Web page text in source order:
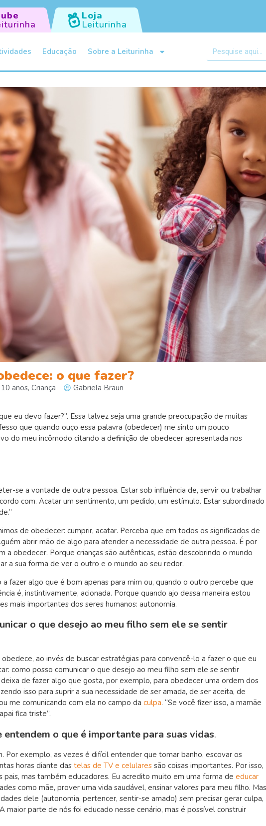
Loja
Leiturinha
Educação Sobre a Leiturinha
o que fazer?
anos, Criança Gabriela Braun
eu devo fazer?”. Essa talvez seja uma grande preocupação de muitas
que quando ouço essa palavra (obedecer) me sinto um pouco
do meu incômodo citando a definição de obedecer apresentada nos
se a vontade de outra pessoa. Estar sob influência de, servir ou trabalhar
com. Acatar um sentimento, um pedido, um estímulo. Estar subordinado
de obedecer: cumprir, acatar. Perceba que em todos os significados de
abrir mão de algo para atender a necessidade de outra pessoa. É por
a obedecer. Porque crianças são autênticas, estão descobrindo o mundo
a sua forma de ver o outro e o mundo ao seu redor.
fazer algo que é bom apenas para mim ou, quando o outro percebe que
é, instintivamente, acionada. Porque quando ajo dessa maneira estou
mais importantes dos seres humanos: autonomia.
o que desejo ao meu filho sem ele se sentir
ao invés de buscar estratégias para convencê-lo a fazer o que eu
como posso comunicar o que desejo ao meu filho sem ele se sentir
deixa de fazer algo que gosta, por exemplo, para obedecer uma ordem dos
isso para suprir a sua necessidade de ser amada, de ser aceita, de
me comunicando com ela no campo da culpa. “Se você fizer isso, a mamãe
fica triste”.
entendem o que é importante para suas vidas.
Por exemplo, as vezes é difícil entender que tomar banho, escovar os
horas diante das telas de TV e celulares são coisas importantes. Por isso,
pais, mas também educadores. Eu acredito muito em uma forma de educar
como mãe, prover uma vida saudável, ensinar valores para meu filho. Mas
dele (autonomia, pertencer, sentir-se amado) sem precisar gerar culpa,
maior parte de nós foi educado nesse cenário, mas é possível construir